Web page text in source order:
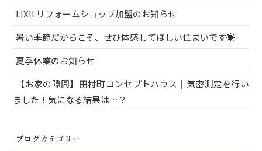
LIXILリフォームショップ加盟のお知らせ
暑い季節だからこそ、ぜひ体感してほしい住まいです☀
夏季休業のお知らせ
【お家の隙間】田村町コンセプトハウス｜気密測定を行い
ました！気になる結果は…？
ブログカテゴリー